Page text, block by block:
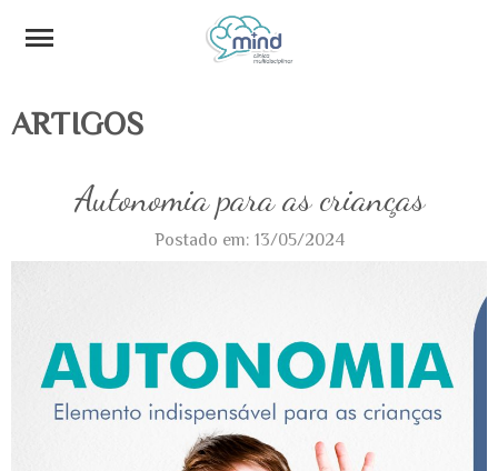
ARTIGOS
Autonomia para as crianças
Postado em: 13/05/2024